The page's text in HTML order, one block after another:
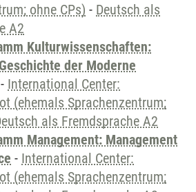
ohne CPs) - Deutsch als
A2
Kulturwissenschaften:
der Moderne
- International Center:
(ehemals Sprachenzentrum;
als Fremdsprache A2
Management: Management
- International Center:
(ehemals Sprachenzentrum;